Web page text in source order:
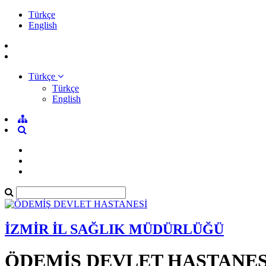
Türkçe
English
Türkçe
Türkçe
English
İZMİR İL SAĞLIK MÜDÜRLÜĞÜ
ÖDEMİŞ DEVLET